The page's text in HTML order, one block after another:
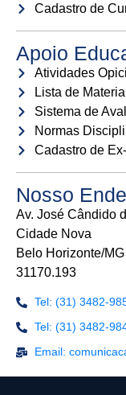
Cadastro de
Apoio
Atividades
Lista de
Sistema de
Normas
Cadastro de
Nosso
Av. José Cândido
Cidade Nova
Belo Horizonte/MG
31170.193
Tel: (31) 3482-
Tel: (31) 3482-
Email: